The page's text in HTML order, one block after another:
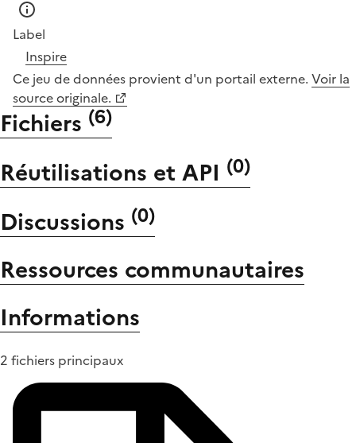
Label
Inspire
Ce jeu de données provient d'un portail externe. Voir la
source originale.
Fichiers (6)
Réutilisations et API (0)
Discussions (0)
Ressources communautaires
Informations
2 fichiers principaux